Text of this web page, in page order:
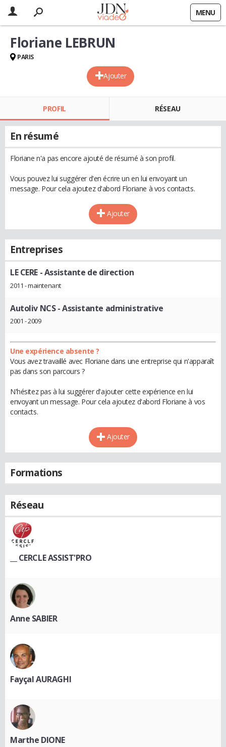
MENU
Ajouter
Floriane LEBRUN
PARIS
PROFIL RÉSEAU
En résumé
Floriane n'a pas encore ajouté de résumé à son profil.
Vous pouvez lui suggérer d'en écrire un en lui envoyant un
message. Pour cela ajoutez d'abord Floriane à vos contacts.
Ajouter
Entreprises
LE CERE - Assistante de direction
2011 - maintenant
Autoliv NCS- Assistante administrative
2001 - 2009
Une expérience absente ?
Vous avez travaillé avec Floriane dans une entreprise qui n'apparaît
pas dans son parcours ?
N'hésitez pas à lui suggérer d'ajouter cette expérience en lui
envoyant un message. Pour cela ajoutez d'abord Floriane à vos
contacts.
Ajouter
Formations
Réseau
__ CERCLE ASSIST'PRO
Anne SABIER
Fayçal AURAGHI
Marthe DIONE